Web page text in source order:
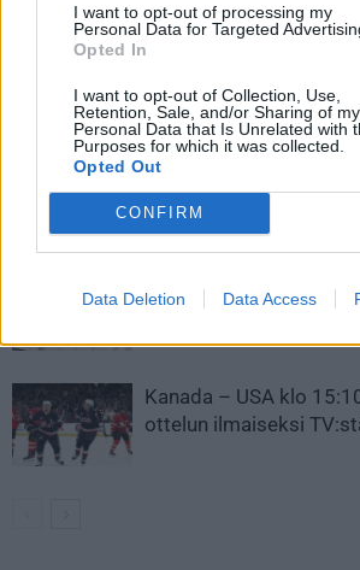
I want to opt-out of processing my
Personal Data for Targeted
Opted In
I want to opt-out of Collection, Use,
Retention, Sale, and/or Sharing of my
Personal Data that Is Unrelated with
Purposes for which it was collected.
Opted Out
CONFIRM
Data Deletion Data Access
Björkqvistin debyytti lähellä
LIITTYVÄT ARTIKKELIT LISÄÄ TEKIJÄLTÄ
Leijonat julkisti ketjut
Aleksander Barkov
kaukaloon
divisioonassa – sai
Kanada – USA klo
ottelun ilmaiseksi